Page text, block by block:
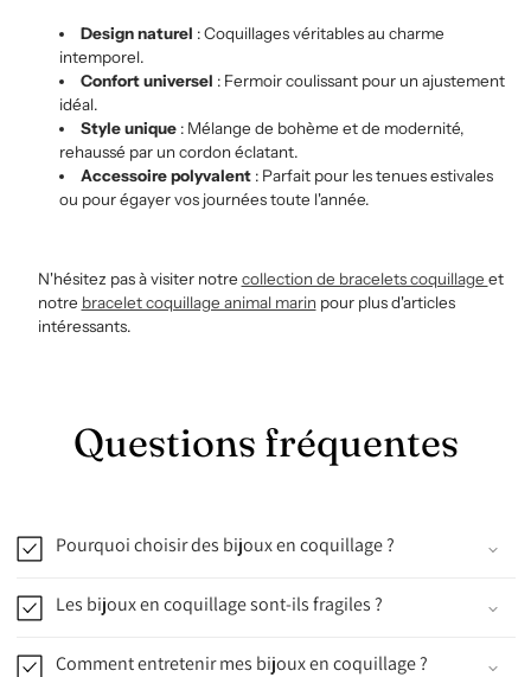
Design naturel : Coquillages véritables au charme
intemporel.
Confort universel : Fermoir coulissant pour un ajustement
idéal.
Style unique : Mélange de bohème et de modernité,
rehaussé par un cordon éclatant.
Accessoire polyvalent : Parfait pour les tenues estivales
ou pour égayer vos journées toute l'année.
N'hésitez pas à visiter notre collection de bracelets coquillage et
notre bracelet coquillage animal marin pour plus d'articles
intéressants.
Questions fréquentes
Pourquoi choisir des bijoux en coquillage ?
Les bijoux en coquillage sont-ils fragiles ?
Comment entretenir mes bijoux en coquillage ?